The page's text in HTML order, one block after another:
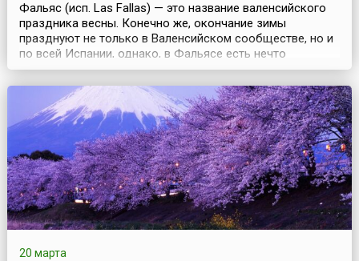
Фальяс (исп. Las Fallas) — это название валенсийского
праздника весны. Конечно же, окончание зимы
празднуют не только в Валенсийском сообществе, но и
по всей Испании, однако, в Фальясе есть нечто
существенно отличающее его от других подобных
праздников. Нечто, притягивающее в город, в период с
15 по 19 марта, многочисленных туристов.Фальяс — это
торжественное, или лучше сказать праздничное сжи...
20 марта